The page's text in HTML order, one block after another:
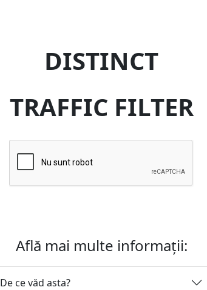
DISTINCT
TRAFFIC FILTER
Află mai multe informații:
De ce văd asta?